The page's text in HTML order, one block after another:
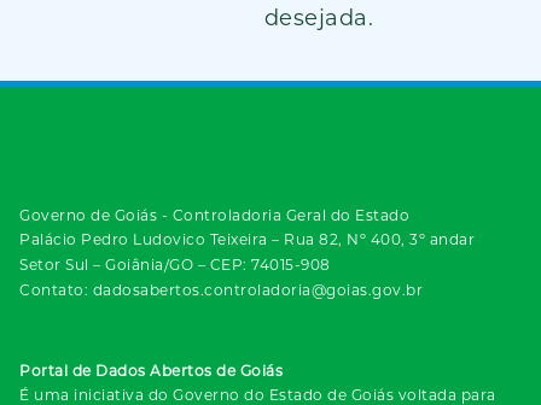
desejada.
Governo de Goiás - Controladoria Geral do Estado
Palácio Pedro Ludovico Teixeira – Rua 82, Nº 400, 3º andar
Setor Sul – Goiânia/GO – CEP: 74015-908
Contato: dadosabertos.controladoria@goias.gov.br
Portal de Dados Abertos de Goiás
É uma iniciativa do Governo do Estado de Goiás voltada para